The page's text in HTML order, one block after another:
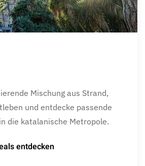
Mischung aus Strand,
und entdecke passende
die katalanische Metropole.
entdecken